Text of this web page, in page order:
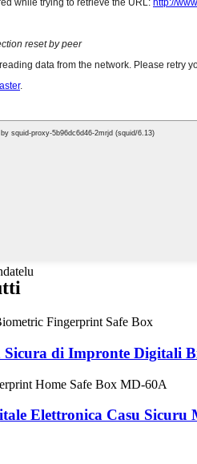
Sicura di Impronte Digitali
Elettronica Casu Sicuru